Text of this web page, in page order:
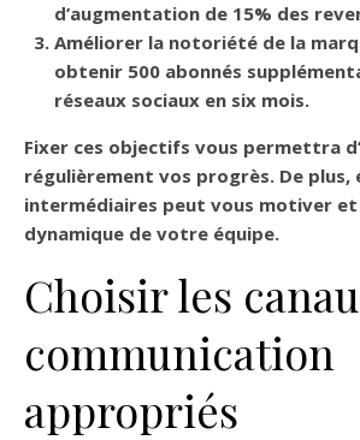
d’augmentation de 15% des
Améliorer la notoriété de la
obtenir 500 abonnés
réseaux sociaux en six mois.
Fixer ces objectifs vous permettra
régulièrement vos progrès. De plus,
intermédiaires peut vous motiver
dynamique de votre équipe.
Choisir les
communication
appropriés